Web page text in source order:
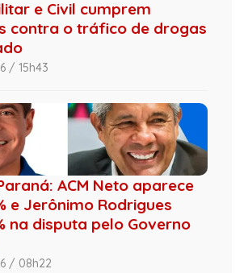
e Civil cumprem
contra o tráfico de drogas
/ 15h43
ACM Neto aparece
e Jerônimo Rodrigues
na disputa pelo Governo
/ 08h22